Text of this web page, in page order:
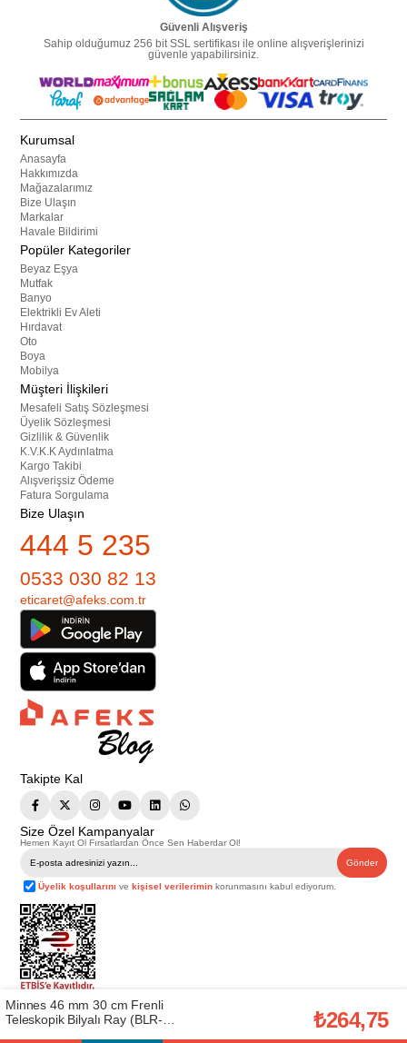
Güvenli Alışveriş
Sahip olduğumuz 256 bit SSL sertifikası ile online alışverişlerinizi
güvenle yapabilirsiniz.
Kurumsal
Anasayfa
Hakkımızda
Mağazalarımız
Bize Ulaşın
Markalar
Havale Bildirimi
Popüler Kategoriler
Beyaz Eşya
Mutfak
Banyo
Elektrikli Ev Aleti
Hırdavat
Oto
Boya
Mobilya
Müşteri İlişkileri
Mesafeli Satış Sözleşmesi
Üyelik Sözleşmesi
Gizlilik & Güvenlik
K.V.K.K Aydınlatma
Kargo Takibi
Alışverişsiz Ödeme
Fatura Sorgulama
Bize Ulaşın
444 5 235
0533 030 82 13
eticaret@afeks.com.tr
Takipte Kal
Size Özel Kampanyalar
Hemen Kayıt Ol Fırsatlardan Önce Sen Haberdar Ol!
Gönder
Üyelik koşullarını vekişisel verilerimin korunmasını kabul ediyorum.
Telif Hakkı © 2026Afeks Yapı Market
. Tüm hakları saklıdır.
Bu web sitesindeki tüm ürünler ticari amaçlıdır. Web sitemizde yer alan
görsel ve yazılı içerikler firmamıza ait olup, firmamızın yazılı izni alınmadan
Minnes 46 mm 30 cm Frenli
Teleskopik Bilyalı Ray (BLR-
₺264,75